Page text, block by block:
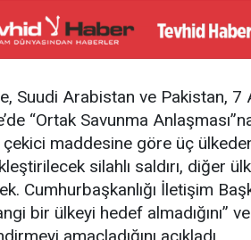
Suudi Arabistan ve Pakistan,
“Ortak Savunma
maddesine göre üç
silahlı saldırı, diğer
Cumhurbaşkanlığı İletişim
bir ülkeyi hedef almadığını” ve